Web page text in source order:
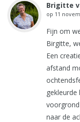
Brigitte
op 11
Fijn om
Birgitte,
Een
afstand
gekleurde
naar de